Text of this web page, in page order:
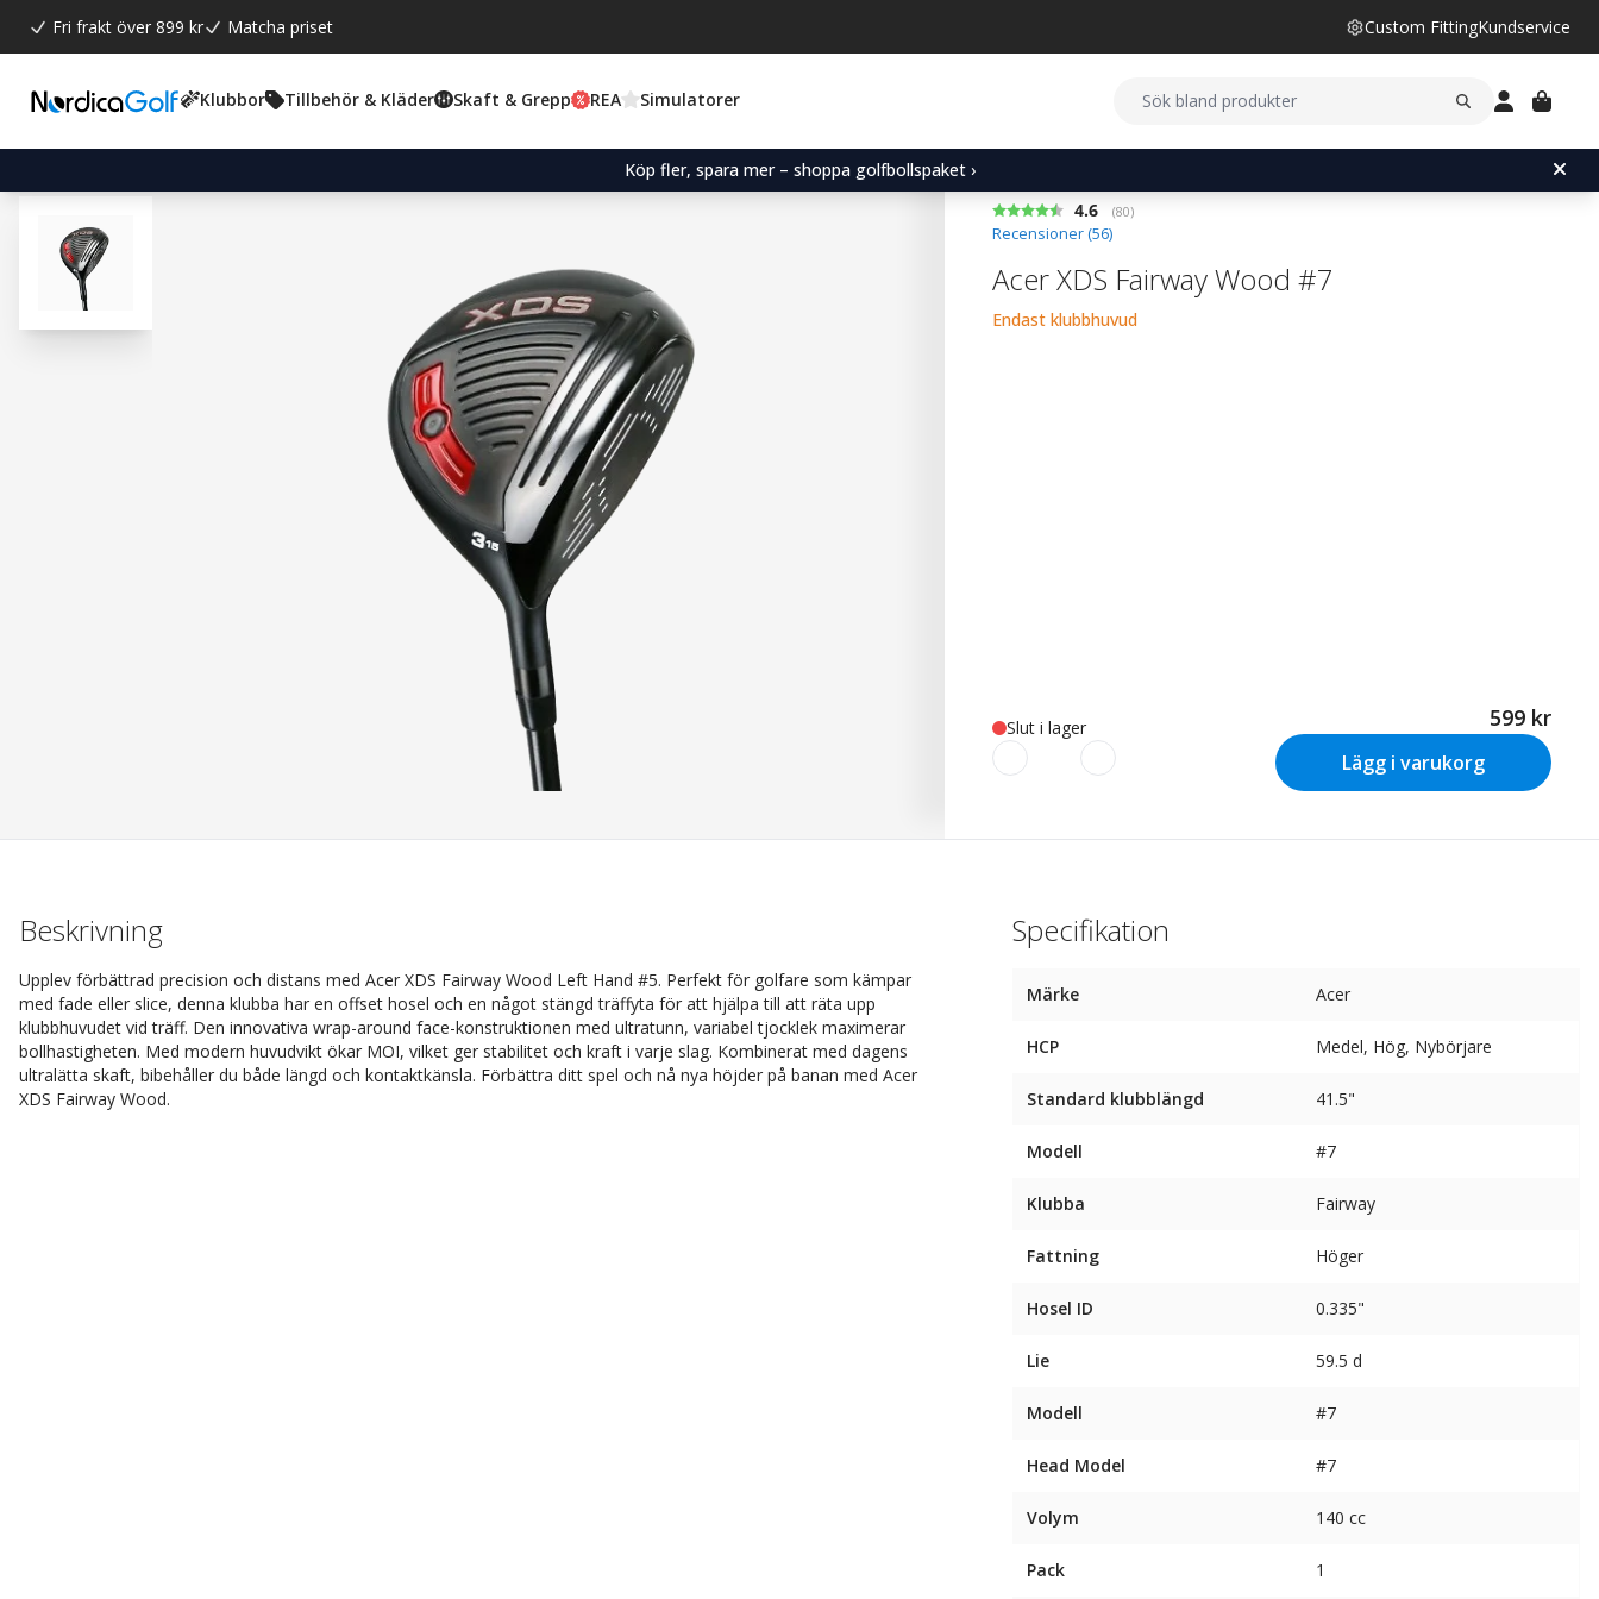
Fri frakt över 899 kr Matcha priset Custom FittingKundservice
Klubbor Tillbehör & Kläder Skaft & Grepp REA Simulatorer
Köp fler, spara mer – shoppa golfbollspaket ›
Snittbetyg:
4.6 (röster:
80)
Recensioner (56)
Acer XDS Fairway Wood #7
Endast klubbhuvud
Slut i lager 599 kr
Lägg i varukorg
Beskrivning
Upplev förbättrad precision och distans med Acer XDS Fairway Wood Left Hand #5. Perfekt för golfare som kämpar
med fade eller slice, denna klubba har en offset hosel och en något stängd träffyta för att hjälpa till att räta upp
klubbhuvudet vid träff. Den innovativa wrap-around face-konstruktionen med ultratunn, variabel tjocklek maximerar
bollhastigheten. Med modern huvudvikt ökar MOI, vilket ger stabilitet och kraft i varje slag. Kombinerat med dagens
ultralätta skaft, bibehåller du både längd och kontaktkänsla. Förbättra ditt spel och nå nya höjder på banan med Acer
XDS Fairway Wood.
Specifikation
Märke Acer
HCP Medel, Hög, Nybörjare
Standard klubblängd 41.5"
Modell #7
Klubba Fairway
Fattning Höger
Hosel ID 0.335"
Lie 59.5 d
Modell #7
Head Model #7
Volym 140 cc
Pack 1